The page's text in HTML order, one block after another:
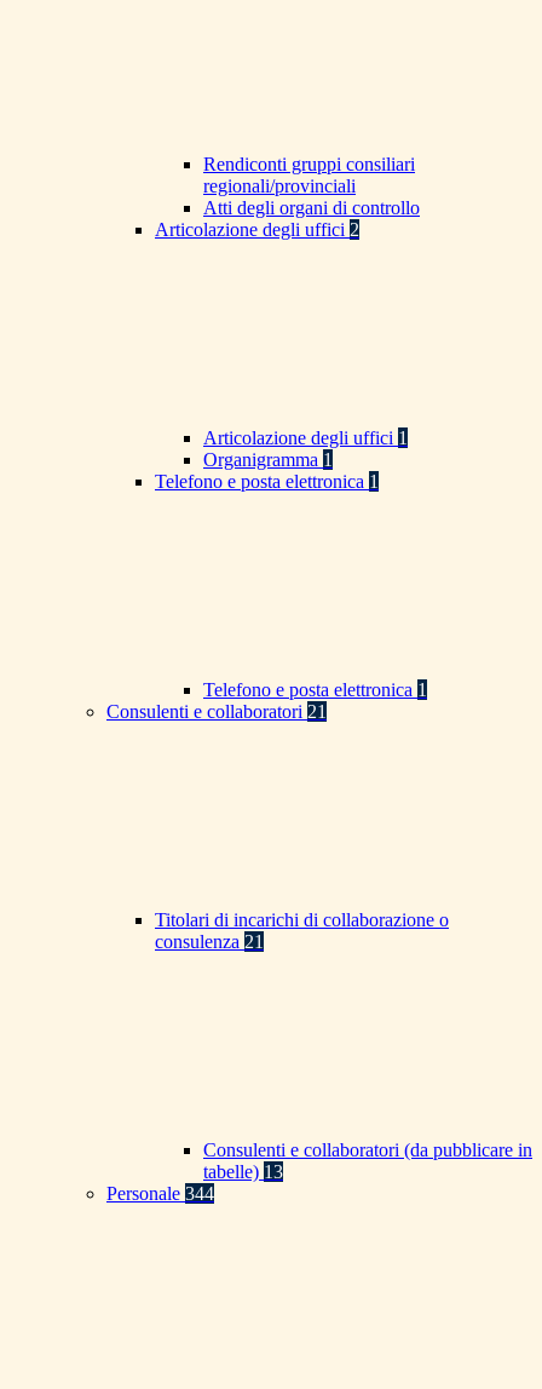
Rendiconti gruppi consiliari
regionali/provinciali
Atti degli organi di controllo
Articolazione degli uffici 2
Articolazione degli uffici 1
Organigramma 1
Telefono e posta elettronica 1
Telefono e posta elettronica 1
Consulenti e collaboratori 21
Titolari di incarichi di collaborazione o
consulenza 21
Consulenti e collaboratori (da pubblicare in
tabelle) 13
Personale 344